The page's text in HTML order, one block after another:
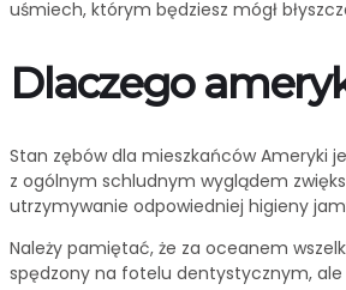
uśmiech, którym będziesz mógł
Dlaczego
Stan zębów dla mieszkańców Ameryki
z ogólnym schludnym wyglądem
utrzymywanie odpowiedniej higieny
Należy pamiętać, że za oceanem
spędzony na fotelu dentystycznym, ale